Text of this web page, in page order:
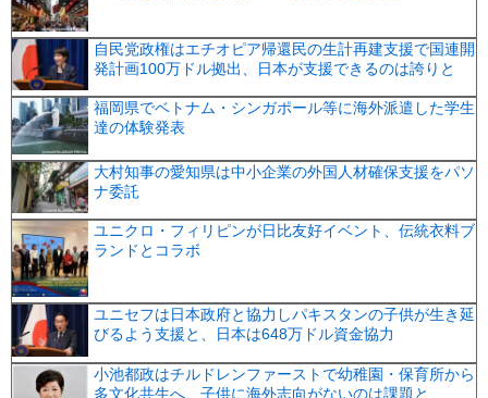
自民党政権はエチオピア帰還民の生計再建支援で国連開
発計画100万ドル拠出、日本が支援できるのは誇りと
福岡県でベトナム・シンガポール等に海外派遣した学生
達の体験発表
大村知事の愛知県は中小企業の外国人材確保支援をパソ
ナ委託
ユニクロ・フィリピンが日比友好イベント、伝統衣料ブ
ランドとコラボ
ユニセフは日本政府と協力しパキスタンの子供が生き延
びるよう支援と、日本は648万ドル資金協力
小池都政はチルドレンファーストで幼稚園・保育所から
多文化共生へ、子供に海外志向がないのは課題と